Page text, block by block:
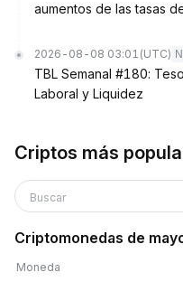
aumentos de las tasas
2026-08-08 03:01 (UTC)
TBL Semanal #180:
Laboral y Liquidez
Criptos más
Buscar
Criptomonedas de
Moneda